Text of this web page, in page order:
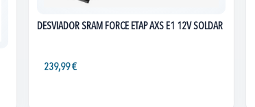
DESVIADOR SRAM FORCE ETAP AXS E1 12V SOLDAR
239,99 €